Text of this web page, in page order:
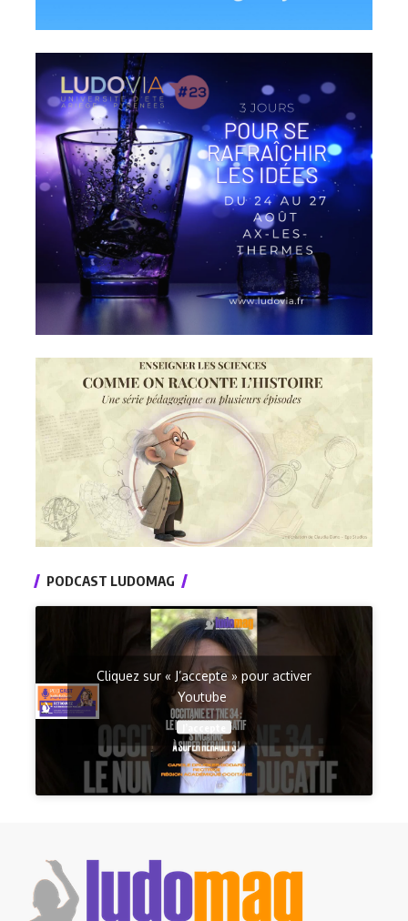
PODCAST LUDOMAG
Cliquez sur « J’accepte » pour activer
Youtube